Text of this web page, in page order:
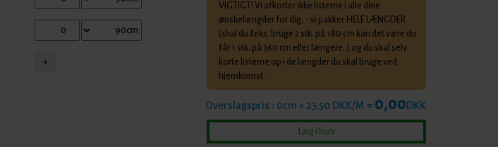
VIGTIGT! Vi afkorter ikke listerne i alle dine
ønskelængder for dig, - vi pakker HELE LÆNGDER
(skal du f.eks. bruge 2 stk. på 180 cm kan det være du
får 1 stk. på 360 cm eller længere..) og du skal selv
korte listerne op i de længder du skal bruge ved
hjemkomst.
Overslagspris : 0cm × 23,50 DKK/M = 0,00DKK